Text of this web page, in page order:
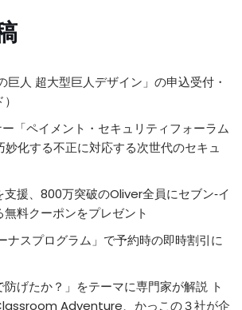
巨人 超大型巨人デザイン」の申込受付・
「ペイメント・セキュリティフォーラム
妙化する不正に対応する次世代のセキュ
援、800万突破のOliver全員にセブン‐イ
料クーポンをプレゼント
ナスプログラム」で予約時の即時割引に
防げたか？」をテーマに専門家が解説 ト
Adventure、かっこの３社が企